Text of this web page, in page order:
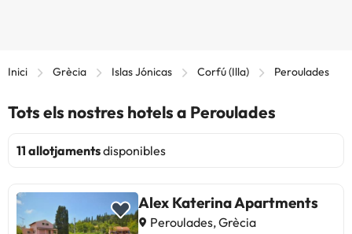
Inici Grècia Islas Jónicas Corfú (Illa) Peroulades
Tots els nostres hotels a Peroulades
11 allotjamentsdisponibles
Alex Katerina Apartments
Peroulades, Grècia